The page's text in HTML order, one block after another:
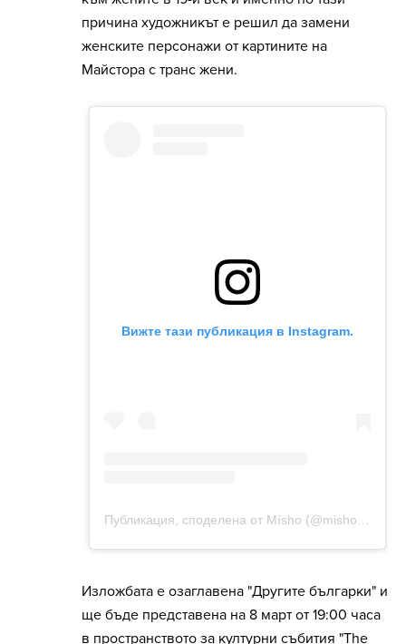
причина художникът е решил да замени
женските персонажи от картините на
Майстора с транс жени.
Изложбата е озаглавена "Другите българки" и
ще бъде представена на 8 март от 19:00 часа
в пространството за културни събития "The